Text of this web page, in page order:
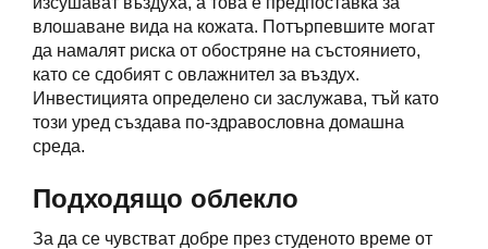
влошаване вида на кожата. Потърпевшите могат
да намалят риска от обостряне на състоянието,
като се сдобият с овлажнител за въздух.
Инвестицията определено си заслужава, тъй като
този уред създава по-здравословна домашна
среда.
Подходящо облекло
За да се чувстват добре през студеното време от